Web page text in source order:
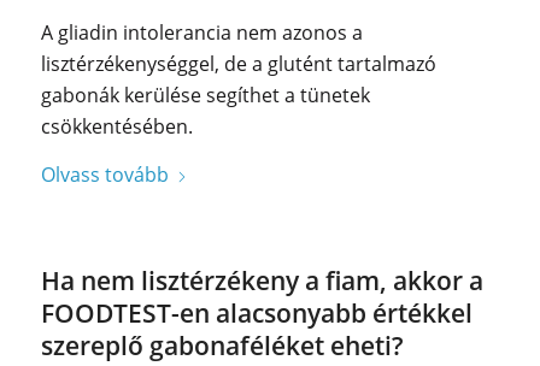
A gliadin intolerancia nem azonos a
lisztérzékenységgel, de a glutént tartalmazó
gabonák kerülése segíthet a tünetek
csökkentésében.
Olvass tovább
Ha nem lisztérzékeny a fiam, akkor a
FOODTEST-en alacsonyabb értékkel
szereplő gabonaféléket eheti?